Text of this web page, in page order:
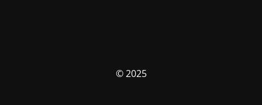
© 2025